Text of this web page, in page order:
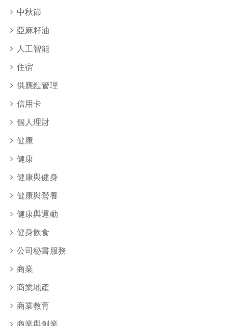
中秋節
亞麻籽油
人工智能
住宿
供應鏈管理
信用卡
個人理財
健康
健康
健康與健身
健康與營養
健康與運動
健身飲食
公司秘書服務
商業
商業地產
商業教育